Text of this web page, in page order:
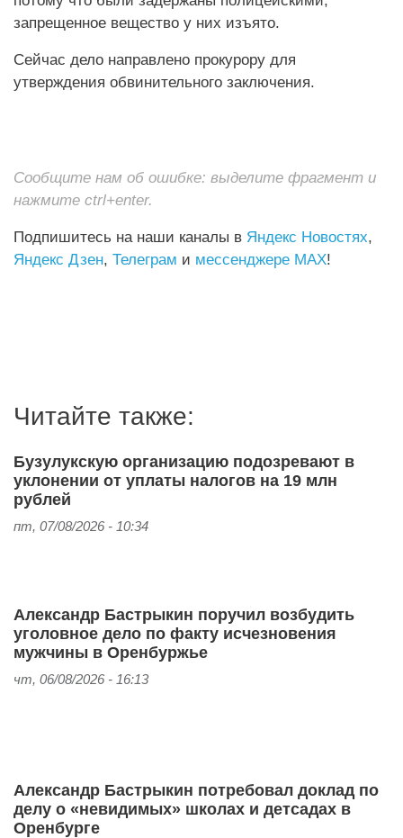
запрещенное вещество у них изъято.
Сейчас дело направлено прокурору для
утверждения обвинительного заключения.
Сообщите нам об ошибке: выделите фрагмент и
нажмите ctrl+enter.
Подпишитесь на наши каналы в Яндекс Новостях,
Яндекс Дзен, Телеграм и мессенджере MAX!
Читайте также:
Бузулукскую организацию подозревают в
уклонении от уплаты налогов на 19 млн
рублей
пт, 07/08/2026 - 10:34
Александр Бастрыкин поручил возбудить
уголовное дело по факту исчезновения
мужчины в Оренбуржье
чт, 06/08/2026 - 16:13
Александр Бастрыкин потребовал доклад по
делу о «невидимых» школах и детсадах в
Оренбурге